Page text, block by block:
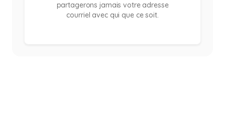
partagerons jamais votre adresse
courriel avec qui que ce soit.